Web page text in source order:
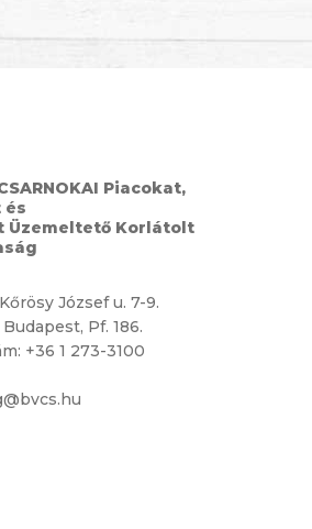
Piacokat,
és
Üzemeltető Korlátolt
József u. 7-9.
Pf. 186.
+36 1 273-3100